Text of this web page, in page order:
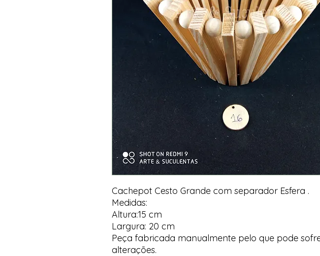
Cachepot Cesto Grande com separador Esfera .
Medidas:
Altura:15 cm
Largura: 20 cm
Peça fabricada manualmente pelo que pode
alterações.